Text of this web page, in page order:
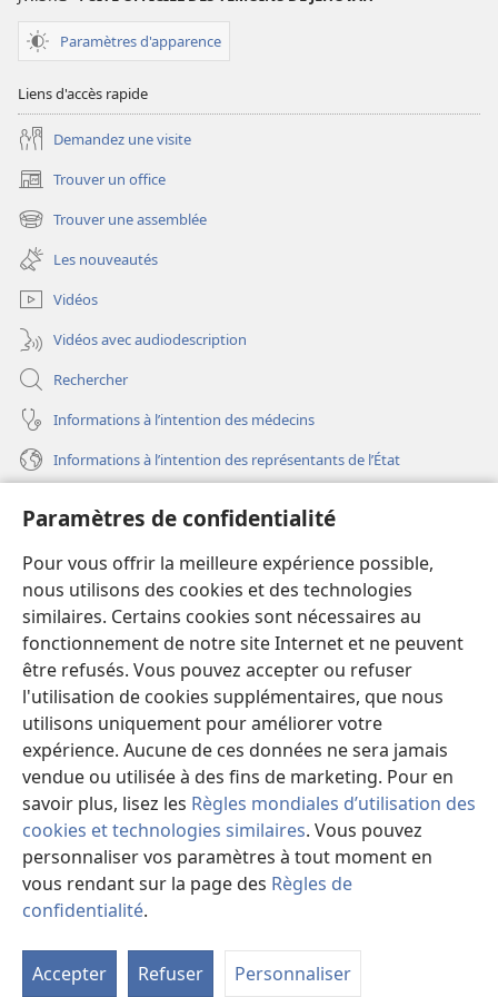
Paramètres de confidentialité
Pour vous offrir la meilleure expérience possible,
nous utilisons des cookies et des technologies
similaires. Certains cookies sont nécessaires au
fonctionnement de notre site Internet et ne peuvent
être refusés. Vous pouvez accepter ou refuser
l'utilisation de cookies supplémentaires, que nous
utilisons uniquement pour améliorer votre
expérience. Aucune de ces données ne sera jamais
vendue ou utilisée à des fins de marketing. Pour en
savoir plus, lisez les Règles mondiales d’utilisation des
cookies et technologies similaires. Vous pouvez
personnaliser vos paramètres à tout moment en
vous rendant sur la page des Règles de
confidentialité.
Accepter Refuser Personnaliser
face face
Paramètres d'apparence
Liens d'accès rapide
Demandez une visite
Trouver un office
(ouvre
une
nouvelle
fenêtre)
Trouver une assemblée
(ouvre
une
nouvelle
fenêtre)
Les nouveautés
Vidéos
Vidéos avec audiodescription
Rechercher
Informations à l’intention des médecins
Informations à l’intention des représentants de l’État
Dons
(ouvre
une
nouvelle
fenêtre)
Bibliothèque en ligne
(ouvre
une
nouvelle
fenêtre)
JW Hub®
(ouvre
une
nouvelle
fenêtre)
JW Library
Watchtower Library
Copyright© 2026 Watch Tower Bible and Tract Society of Pennsylvania.
CONDITIONS D’UTILISATION